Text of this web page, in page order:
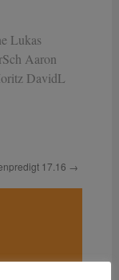
Lukas
Aaron
DavidL
17.16 →